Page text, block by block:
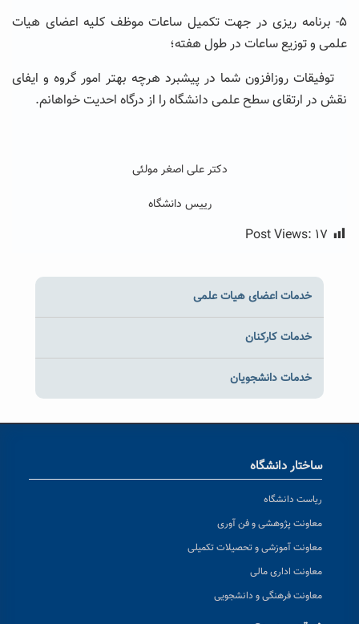
۵- برنامه ریزی در جهت تکمیل ساعات موظف کلیه اعضای هیات
علمی و توزیع ساعات در طول هفته؛
توفیقات روزافزون شما در پیشبرد هرچه بهتر امور گروه و ایفای
نقش در ارتقای سطح علمی دانشگاه را از درگاه احدیت خواهانم.
دکتر علی اصغر مولئی
رییس دانشگاه
Post Views: ۱۷
خدمات اعضای هیات علمی
خدمات کارکنان
خدمات دانشجویان
ساختار دانشگاه
ریاست دانشگاه
معاونت پژوهشی و فن آوری
معاونت آموزشی و تحصیلات تکمیلی
معاونت اداری مالی
معاونت فرهنگی و دانشجویی